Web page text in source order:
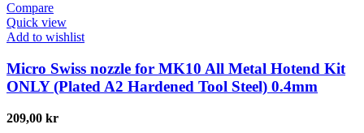
Compare
Quick view
Add to wishlist
Micro Swiss nozzle for MK10 All Metal Hotend Kit
ONLY (Plated A2 Hardened Tool Steel) 0.4mm
209,00 kr